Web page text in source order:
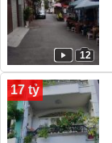
12
17 tỷ